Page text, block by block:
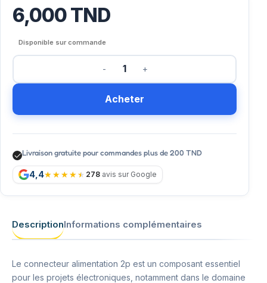
6,000TND
Disponible sur commande
Acheter
Livraison gratuite pour commandes plus de 200 TND
4,4 278 avis sur Google
DescriptionInformations complémentaires
Le connecteur alimentation 2p est un composant essentiel
pour les projets électroniques, notamment dans le domaine